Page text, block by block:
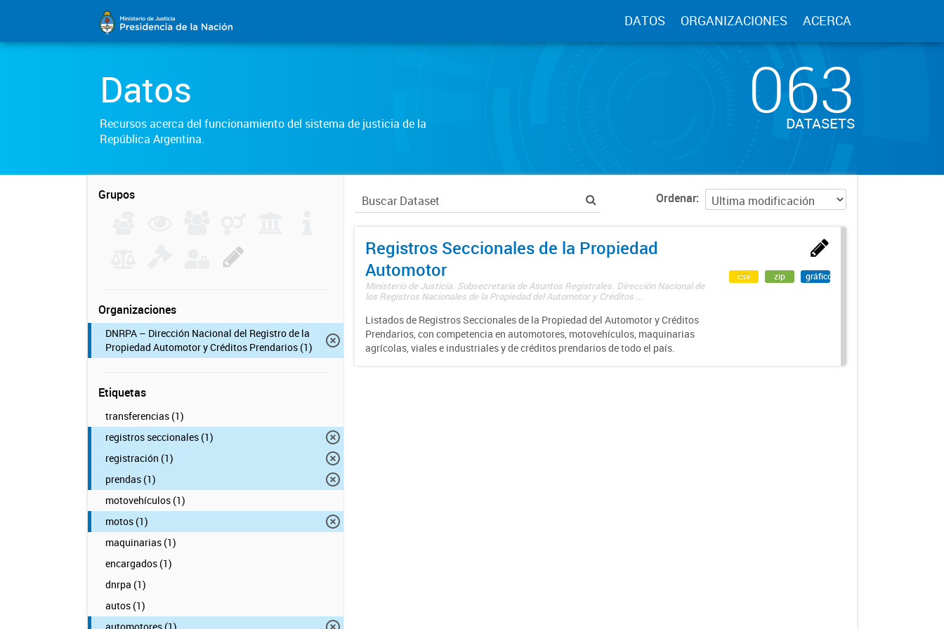
DATOS ORGANIZACIONES ACERCA
Datos
Recursos acerca del funcionamiento del sistema de justicia de la
República Argentina.
063
DATASETS
Grupos
Organizaciones
DNRPA – Dirección Nacional del Registro de la
Propiedad Automotor y Créditos Prendarios (1)
Etiquetas
transferencias (1)
registros seccionales (1)
registración (1)
prendas (1)
motovehículos (1)
motos (1)
maquinarias (1)
encargados (1)
dnrpa (1)
autos (1)
Ordenar
Registros Seccionales de la Propiedad
Automotor
Ministerio de Justicia. Subsecretaría de Asuntos Registrales. Dirección Nacional de
los Registros Nacionales de la Propiedad del Automotor y Créditos ...
Listados de Registros Seccionales de la Propiedad del Automotor y Créditos
Prendarios, con competencia en automotores, motovehículos, maquinarias
agrícolas, viales e industriales y de créditos prendarios de todo el país.
csv zip gráfico